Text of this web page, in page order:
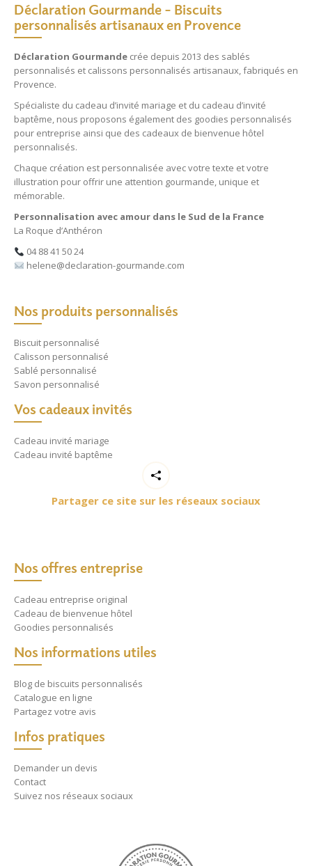
Déclaration Gourmande – Biscuits
personnalisés artisanaux en Provence
Déclaration Gourmande crée depuis 2013 des sablés
personnalisés et calissons personnalisés artisanaux, fabriqués en
Provence.
Spécialiste du cadeau d’invité mariage et du cadeau d’invité
baptême, nous proposons également des goodies personnalisés
pour entreprise ainsi que des cadeaux de bienvenue hôtel
personnalisés.
Chaque création est personnalisée avec votre texte et votre
illustration pour offrir une attention gourmande, unique et
mémorable.
Personnalisation avec amour dans le Sud de la France
La Roque d’Anthéron
04 88 41 50 24
helene@declaration-gourmande.com
Nos produits personnalisés
Biscuit personnalisé
Calisson personnalisé
Sablé personnalisé
Savon personnalisé
Vos cadeaux invités
Cadeau invité mariage
Cadeau invité baptême
Partager ce site sur les réseaux sociaux
Nos offres entreprise
Cadeau entreprise original
Cadeau de bienvenue hôtel
Goodies personnalisés
Nos informations utiles
Blog de biscuits personnalisés
Catalogue en ligne
Partagez votre avis
Infos pratiques
Demander un devis
Contact
Suivez nos réseaux sociaux